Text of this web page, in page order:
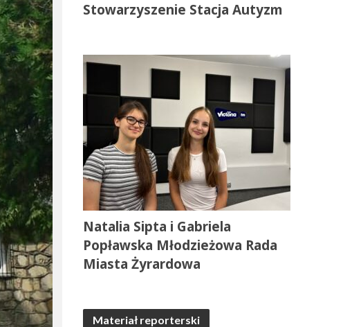
Stowarzyszenie Stacja Autyzm
Natalia Sipta i Gabriela
Popławska Młodzieżowa Rada
Miasta Żyrardowa
Materiał reporterski